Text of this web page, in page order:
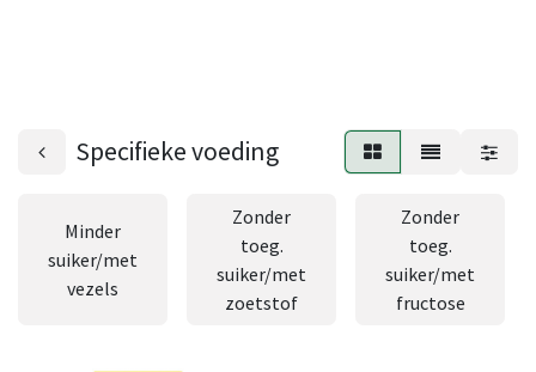
Specifieke voeding
Minder
suiker/met
vezels
Zonder
toeg.
suiker/met
zoetstof
Zonder
toeg.
suiker/met
fructose